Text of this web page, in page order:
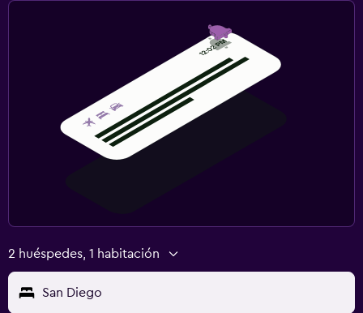
2 huéspedes, 1 habitación
San Diego